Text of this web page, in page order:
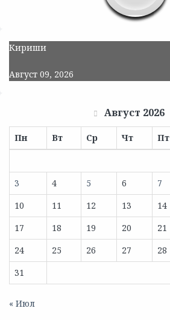
Кириши
Август 09, 2026
Август 2026
Пн Вт Ср Чт Пт
3
4 5 6 7
10
11 12 13 14
17
18 19 20 21
24
25 26 27 28
31
« Июл